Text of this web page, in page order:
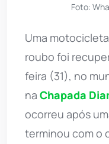
Foto:
Uma
roubo foi
feira (31), no
na Chapada
ocorreu após
terminou com o